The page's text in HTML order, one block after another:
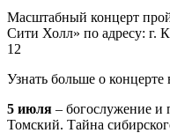
Масштабный концерт
Сити Холл» по адресу: г.
12
Узнать больше о
5 июля – богослужение и
Томский. Тайна